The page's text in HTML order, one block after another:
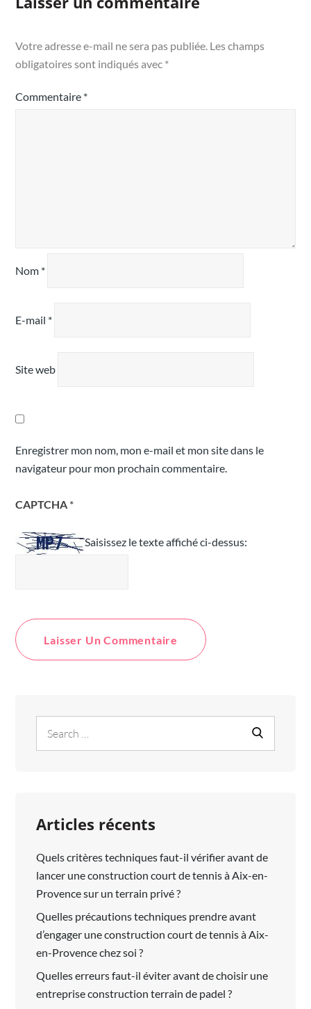
Votre adresse e-mail ne sera pas publiée. Les champs
obligatoires sont indiqués avec *
Commentaire *
Nom *
E-mail *
Site web
Enregistrer mon nom, mon e-mail et mon site dans le
navigateur pour mon prochain commentaire.
CAPTCHA *
Saisissez le texte affiché ci-dessus:
Articles récents
Quels critères techniques faut-il vérifier avant de
lancer une construction court de tennis à Aix-en-
Provence sur un terrain privé ?
Quelles précautions techniques prendre avant
d’engager une construction court de tennis à Aix-
en-Provence chez soi ?
Quelles erreurs faut-il éviter avant de choisir une
entreprise construction terrain de padel ?